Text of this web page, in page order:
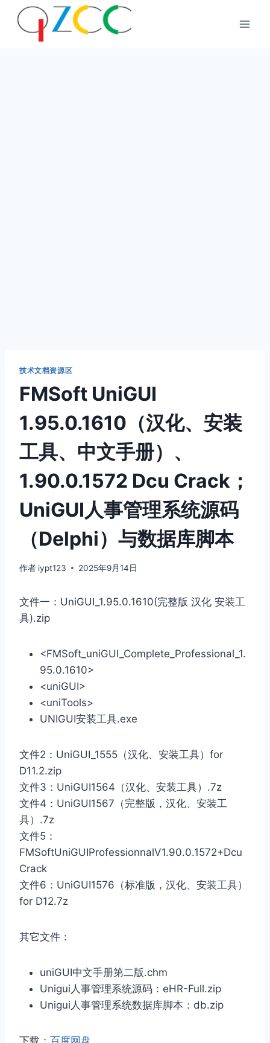
技术文档资源区
FMSoft UniGUI
1.95.0.1610（汉化、安装
工具、中文手册）、
1.90.0.1572 Dcu Crack；
UniGUI人事管理系统源码
（Delphi）与数据库脚本
作者 iypt123 2025年9月14日
文件一：UniGUI_1.95.0.1610(完整版 汉化 安装工
具).zip
<FMSoft_uniGUI_Complete_Professional_1.
95.0.1610>
<uniGUI>
<uniTools>
UNIGUI安装工具.exe
文件2：UniGUI_1555（汉化、安装工具）for
D11.2.zip
文件3：UniGUI1564（汉化、安装工具）.7z
文件4：UniGUI1567（完整版，汉化、安装工
具）.7z
文件5：
FMSoftUniGUIProfessionnalV1.90.0.1572+Dcu
Crack
文件6：UniGUI1576（标准版，汉化、安装工具）
for D12.7z
其它文件：
uniGUI中文手册第二版.chm
Unigui人事管理系统源码：eHR-Full.zip
Unigui人事管理系统数据库脚本：db.zip
下载： 百度网盘